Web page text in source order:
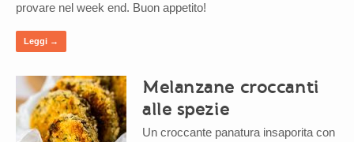
provare nel week end. Buon appetito!
Leggi →
Melanzane croccanti
alle spezie
Un croccante panatura insaporita con